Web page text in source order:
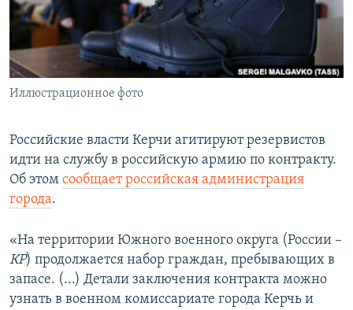
ПОБЕДИТЕЛЕЙ НЕ СУДЯТ?
КРЫМ.НЕПОКОРЕННЫЙ
ELIFBE
УКРАИНСКАЯ ПРОБЛЕМА КРЫМА
ПРИСОЕДИНЯЙТЕСЬ!
Иллюстрационное фото
Российские власти Керчи агитируют резервистов
идти на службу в российскую армию по контракту.
Об этом сообщает российская администрация
города.
«На территории Южного военного округа (России –
КР) продолжается набор граждан, пребывающих в
запасе. (...) Детали заключения контракта можно
узнать в военном комиссариате города Керчь и